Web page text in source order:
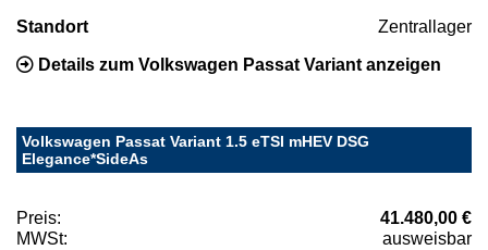
Standort Zentrallager
Details zum Volkswagen Passat Variant anzeigen
Volkswagen Passat Variant 1.5 eTSI mHEV DSG
Elegance*SideAs
Preis:
41.480,00 €
MWSt:
ausweisbar